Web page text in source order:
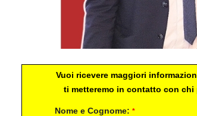
Vuoi ricevere maggiori
ti metteremo in contatto con
Nome e Cognome: *